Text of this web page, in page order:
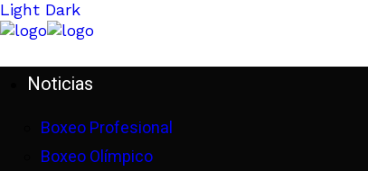
Light Dark
Noticias
Boxeo Profesional
Boxeo Olímpico